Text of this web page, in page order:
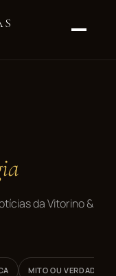
da Vitorino &
MITO OU VERDADE